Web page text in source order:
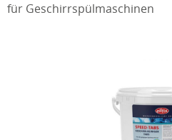
für Geschirrspülmaschinen